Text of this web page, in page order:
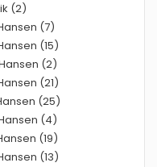
(2)
(7)
(15)
(2)
(21)
(25)
(4)
(19)
(13)